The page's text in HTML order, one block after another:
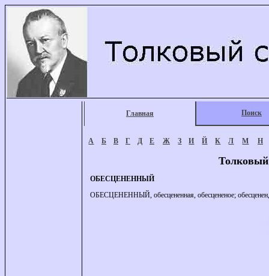
Главная Поиск
А Б В Г Д Е Ж З И Й К Л М Н
ОБЕСЦЕНЕННЫЙ
ОБЕСЦЕНЕННЫЙ, обесцененная, обесцененое; обесценен,